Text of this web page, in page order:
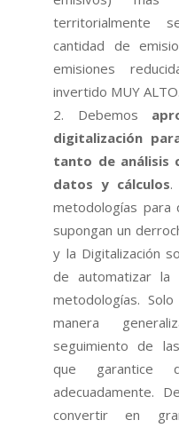
territorialmente
cantidad de
emisiones
invertido MUY ALTO.
Debemos
digitalización
tanto de análisis
datos y cálculos.
metodologías para
supongan un
y la Digitalización
de automatizar la
metodologías.
manera
seguimiento de
que garantice
adecuadamente.
convertir en